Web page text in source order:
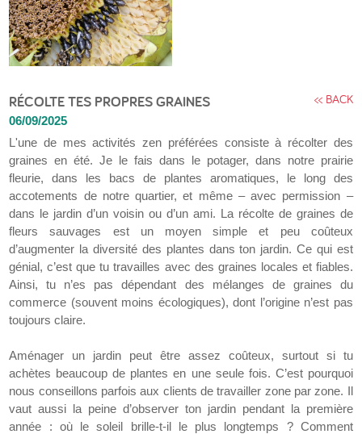
RÉCOLTE TES PROPRES GRAINES
06/09/2025
<< BACK
L'une de mes activités zen préférées consiste à récolter des
graines en été. Je le fais dans le potager, dans notre prairie
fleurie, dans les bacs de plantes aromatiques, le long des
accotements de notre quartier, et même – avec permission –
dans le jardin d’un voisin ou d’un ami. La récolte de graines de
fleurs sauvages est un moyen simple et peu coûteux
d’augmenter la diversité des plantes dans ton jardin. Ce qui est
génial, c’est que tu travailles avec des graines locales et fiables.
Ainsi, tu n’es pas dépendant des mélanges de graines du
commerce (souvent moins écologiques), dont l’origine n’est pas
toujours claire.
Aménager un jardin peut être assez coûteux, surtout si tu
achètes beaucoup de plantes en une seule fois. C’est pourquoi
nous conseillons parfois aux clients de travailler zone par zone. Il
vaut aussi la peine d’observer ton jardin pendant la première
année : où le soleil brille-t-il le plus longtemps ? Comment